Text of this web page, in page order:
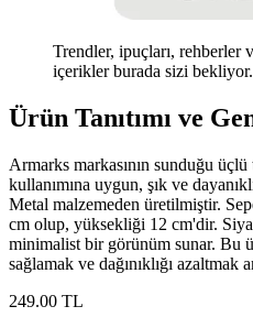
Trendler, ipuçları, rehberler
içerikler burada sizi bekliyor.
Ürün Tanıtımı ve
Armarks markasının sunduğu
kullanımına uygun, şık ve
Metal malzemeden üretilmiştir.
cm olup, yüksekliği 12 cm'dir.
minimalist bir görünüm sunar. Bu
sağlamak ve dağınıklığı azaltmak
249.00 TL